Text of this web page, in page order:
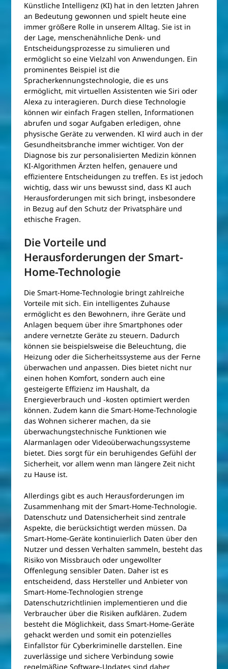
Künstliche Intelligenz (KI) hat in den letzten Jahren
an Bedeutung gewonnen und spielt heute eine
immer größere Rolle in unserem Alltag. Sie ist in
der Lage, menschenähnliche Denk- und
Entscheidungsprozesse zu simulieren und
ermöglicht so eine Vielzahl von Anwendungen. Ein
prominentes Beispiel ist die
Spracherkennungstechnologie, die es uns
ermöglicht, mit virtuellen Assistenten wie Siri oder
Alexa zu interagieren. Durch diese Technologie
können wir einfach Fragen stellen, Informationen
abrufen und sogar Aufgaben erledigen, ohne
physische Geräte zu verwenden. KI wird auch in der
Gesundheitsbranche immer wichtiger. Von der
Diagnose bis zur personalisierten Medizin können
KI-Algorithmen Ärzten helfen, genauere und
effizientere Entscheidungen zu treffen. Es ist jedoch
wichtig, dass wir uns bewusst sind, dass KI auch
Herausforderungen mit sich bringt, insbesondere
in Bezug auf den Schutz der Privatsphäre und
ethische Fragen.
Die Vorteile und
Herausforderungen der Smart-
Home-Technologie
Die Smart-Home-Technologie bringt zahlreiche
Vorteile mit sich. Ein intelligentes Zuhause
ermöglicht es den Bewohnern, ihre Geräte und
Anlagen bequem über ihre Smartphones oder
andere vernetzte Geräte zu steuern. Dadurch
können sie beispielsweise die Beleuchtung, die
Heizung oder die Sicherheitssysteme aus der Ferne
überwachen und anpassen. Dies bietet nicht nur
einen hohen Komfort, sondern auch eine
gesteigerte Effizienz im Haushalt, da
Energieverbrauch und -kosten optimiert werden
können. Zudem kann die Smart-Home-Technologie
das Wohnen sicherer machen, da sie
überwachungstechnische Funktionen wie
Alarmanlagen oder Videoüberwachungssysteme
bietet. Dies sorgt für ein beruhigendes Gefühl der
Sicherheit, vor allem wenn man längere Zeit nicht
zu Hause ist.
Allerdings gibt es auch Herausforderungen im
Zusammenhang mit der Smart-Home-Technologie.
Datenschutz und Datensicherheit sind zentrale
Aspekte, die berücksichtigt werden müssen. Da
Smart-Home-Geräte kontinuierlich Daten über den
Nutzer und dessen Verhalten sammeln, besteht das
Risiko von Missbrauch oder ungewollter
Offenlegung sensibler Daten. Daher ist es
entscheidend, dass Hersteller und Anbieter von
Smart-Home-Technologien strenge
Datenschutzrichtlinien implementieren und die
Verbraucher über die Risiken aufklären. Zudem
besteht die Möglichkeit, dass Smart-Home-Geräte
gehackt werden und somit ein potenzielles
Einfallstor für Cyberkriminelle darstellen. Eine
zuverlässige und sichere Verbindung sowie
regelmäßige Software-Updates sind daher